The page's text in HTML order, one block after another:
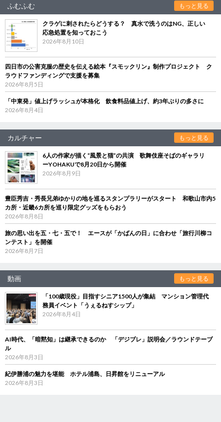
ふむふむ もっと見る
クラゲに刺されたらどうする？ 真水で洗うのはNG、正しい
応急処置を知っておこう
2026年8月10日
四日市の公害克服の歴史を伝える絵本『スモックリン』制作プロジェクト ク
ラウドファンディングで支援を募集
2026年8月5日
「中東発」値上げラッシュが本格化 飲食料品値上げ、約3年ぶりの多さに
2026年8月4日
カルチャー もっと見る
6人の作家が描く“風景と猫”の共演 歌舞伎座そばのギャラリ
ーYOHAKUで8月20日から開催
2026年8月9日
豊臣秀吉・秀長兄弟ゆかりの地を巡るスタンプラリーがスタート 和歌山市内5
カ所・近畿6カ所を巡り限定グッズをもらおう
2026年8月8日
旅の思い出を五・七・五で！ エースが「かばんの日」に合わせ「旅行川柳コ
ンテスト」を開催
2026年8月7日
動画 もっと見る
「100歳現役」目指すシニア1500人が集結 マンション管理代
務員イベント「うぇるねすシップ」
2026年8月4日
AI時代、「暗黙知」は継承できるのか 「デジブレ」説明会／ラウンドテーブ
ル
2026年8月3日
紀伊勝浦の魅力を堪能 ホテル浦島、日昇館をリニューアル
2026年8月3日